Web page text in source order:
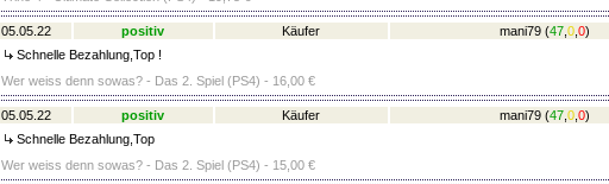
05.05.22 positiv Käufer mani79 (47, 0, 0)
Schnelle Bezahlung,Top !
Wer weiss denn sowas? - Das 2. Spiel (PS4) - 16,00 €
05.05.22 positiv Käufer mani79 (47, 0, 0)
Schnelle Bezahlung,Top
Wer weiss denn sowas? - Das 2. Spiel (PS4) - 15,00 €